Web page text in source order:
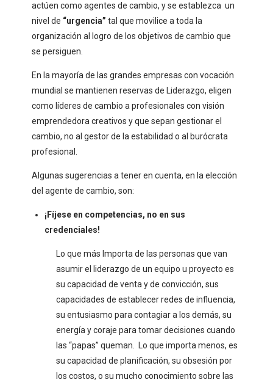
actúen como agentes de cambio, y se establezca un
nivel de “urgencia” tal que movilice a toda la
organización al logro de los objetivos de cambio que
se persiguen.
En la mayoría de las grandes empresas con vocación
mundial se mantienen reservas de Liderazgo, eligen
como líderes de cambio a profesionales con visión
emprendedora creativos y que sepan gestionar el
cambio, no al gestor de la estabilidad o al burócrata
profesional.
Algunas sugerencias a tener en cuenta, en la elección
del agente de cambio, son:
¡Fíjese en competencias, no en sus
credenciales!
Lo que más Importa de las personas que van
asumir el liderazgo de un equipo u proyecto es
su capacidad de venta y de convicción, sus
capacidades de establecer redes de influencia,
su entusiasmo para contagiar a los demás, su
energía y coraje para tomar decisiones cuando
las “papas” queman. Lo que importa menos, es
su capacidad de planificación, su obsesión por
los costos, o su mucho conocimiento sobre las